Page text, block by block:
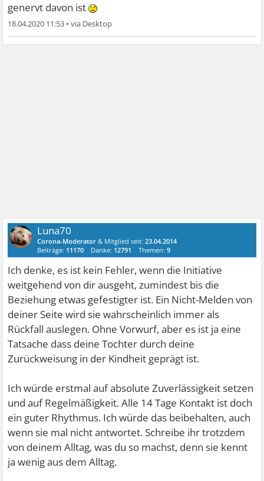
genervt davon ist
18.04.2020 11:53 •
Luna70
Corona-Moderator & Mitglied seit:23.04.2014
Beiträge: 11170 Danke: 12791 Themen:9
Ich denke, es ist kein Fehler, wenn die Initiative
weitgehend von dir ausgeht, zumindest bis die
Beziehung etwas gefestigter ist. Ein Nicht-Melden von
deiner Seite wird sie wahrscheinlich immer als
Rückfall auslegen. Ohne Vorwurf, aber es ist ja eine
Tatsache dass deine Tochter durch deine
Zurückweisung in der Kindheit geprägt ist.
Ich würde erstmal auf absolute Zuverlässigkeit setzen
und auf Regelmäßigkeit. Alle 14 Tage Kontakt ist doch
ein guter Rhythmus. Ich würde das beibehalten, auch
wenn sie mal nicht antwortet. Schreibe ihr trotzdem
von deinem Alltag, was du so machst, denn sie kennt
ja wenig aus dem Alltag.